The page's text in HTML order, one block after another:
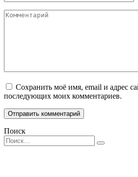
Комментарий
Сохранить моё имя, email и адрес
последующих моих комментариев.
Поиск
Search
for: